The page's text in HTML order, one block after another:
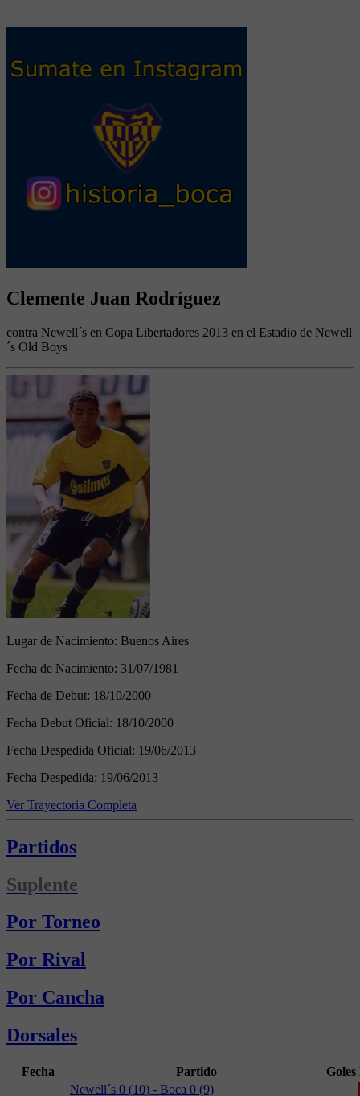
Clemente Juan Rodríguez
contra Newell´s en Copa Libertadores 2013 en el Estadio de Newell
´s Old Boys
Lugar de Nacimiento: Buenos Aires
Fecha de Nacimiento: 31/07/1981
Fecha de Debut: 18/10/2000
Fecha Debut Oficial: 18/10/2000
Fecha Despedida Oficial: 19/06/2013
Fecha Despedida: 19/06/2013
Ver Trayectoria Completa
Partidos
Suplente
Por Torneo
Por Rival
Por Cancha
Dorsales
Fecha Partido Goles
Newell´s 0 (10) - Boca 0 (9)